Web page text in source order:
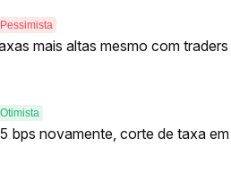
Pessimista
mais altas mesmo com
Otimista
bps novamente, corte de taxa